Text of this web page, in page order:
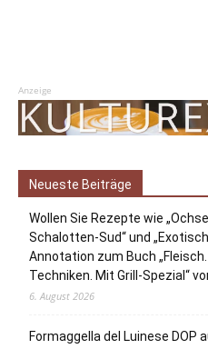
Anzeige
Neueste Beiträge
Wollen Sie Rezepte wie
Schalotten-Sud“ und
Annotation zum Buch
Techniken. Mit Grill-Spezial“
6. August 2026
Formaggella del Luinese DOP